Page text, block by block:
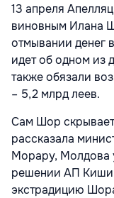
13 апреля
виновным Илана
отмывании денег
идет об одном из
также обязали
– 5,2 млрд леев.
Сам Шор
рассказала
Морару, Молдова
решении АП
экстрадицию